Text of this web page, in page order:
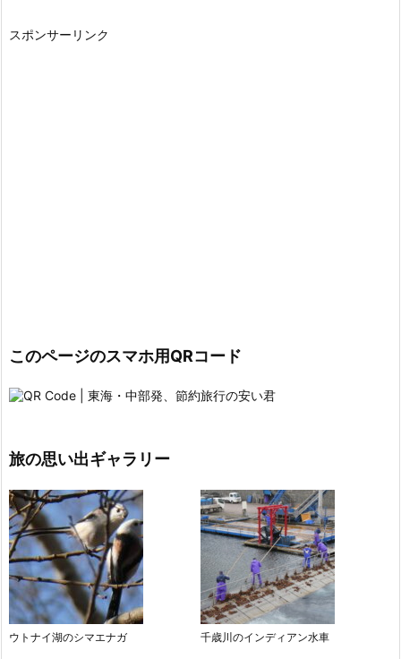
スポンサーリンク
このページのスマホ用QRコード
旅の思い出ギャラリー
ウトナイ湖のシマエナガ 千歳川のインディアン水車